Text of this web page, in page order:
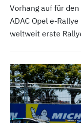
Vorhang auf für
ADAC Opel e-
weltweit erste